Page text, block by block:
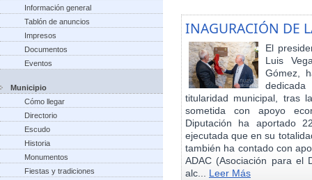
Información general
Tablón de anuncios
Impresos
Documentos
Eventos
Municipio
Cómo llegar
Directorio
Escudo
Historia
Monumentos
Fiestas y tradiciones
INAGURACIÓN DE
El
Luis
Gómez,
titularidad municipal, tras
sometida con apoyo
Diputación ha aportado
ejecutada que en su
también ha contado con
ADAC (Asociación para el
alc... Leer Más